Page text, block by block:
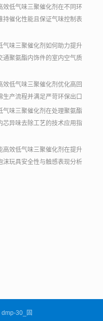
效低气味三聚催化剂在不同环
持催化性能且保证气味控制表
气味三聚催化剂如何助力提升
通聚氨酯内饰件的室内空气质
效低气味三聚催化剂优化高回
生产流程并满足严苛环保出口
气味三聚催化剂在处理聚氨酯
芯异味去除工艺的技术应用指
高效低气味三聚催化剂在提升
沫玩具安全性与触感表现分析
30_固